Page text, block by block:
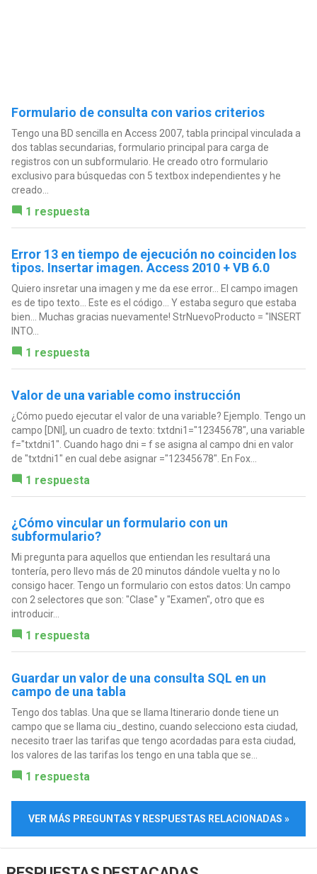
Formulario de consulta con varios criterios
Tengo una BD sencilla en Access 2007, tabla principal vinculada a
dos tablas secundarias, formulario principal para carga de
registros con un subformulario. He creado otro formulario
exclusivo para búsquedas con 5 textbox independientes y he
creado...
1 respuesta
Error 13 en tiempo de ejecución no coinciden los
tipos. Insertar imagen. Access 2010 + VB 6.0
Quiero insretar una imagen y me da ese error... El campo imagen
es de tipo texto... Este es el código... Y estaba seguro que estaba
bien... Muchas gracias nuevamente! StrNuevoProducto = "INSERT
INTO...
1 respuesta
Valor de una variable como instrucción
¿Cómo puedo ejecutar el valor de una variable? Ejemplo. Tengo un
campo [DNI], un cuadro de texto: txtdni1="12345678", una variable
f="txtdni1". Cuando hago dni = f se asigna al campo dni en valor
de "txtdni1" en cual debe asignar ="12345678". En Fox...
1 respuesta
¿Cómo vincular un formulario con un
subformulario?
Mi pregunta para aquellos que entiendan les resultará una
tontería, pero llevo más de 20 minutos dándole vuelta y no lo
consigo hacer. Tengo un formulario con estos datos: Un campo
con 2 selectores que son: "Clase" y "Examen", otro que es
introducir...
1 respuesta
Guardar un valor de una consulta SQL en un
campo de una tabla
Tengo dos tablas. Una que se llama Itinerario donde tiene un
campo que se llama ciu_destino, cuando selecciono esta ciudad,
necesito traer las tarifas que tengo acordadas para esta ciudad,
los valores de las tarifas los tengo en una tabla que se...
1 respuesta
VER MÁS PREGUNTAS Y RESPUESTAS RELACIONADAS »